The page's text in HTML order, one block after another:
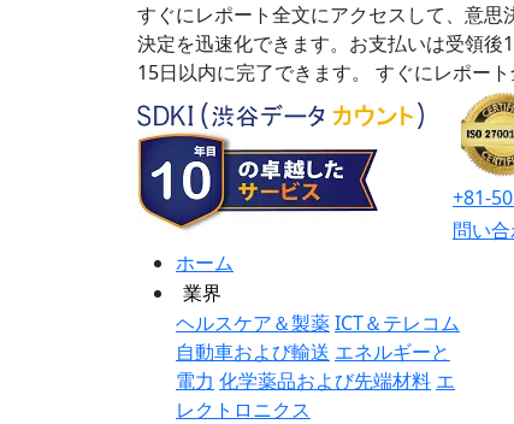
すぐにレポート全文にアクセスして、意
決定を迅速化できます。お支払いは受領後
15日以内に完了できます。
すぐにレポー
+81-
問い
ホーム
業界
ヘルスケア＆製薬ICT＆テレコム
自動車および輸送 エネルギーと
電力 化学薬品および先端材料 エ
レクトロニクス